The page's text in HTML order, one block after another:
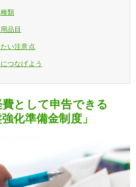
類
品目
い注意点
つなげよう
として申告できる
化準備金制度」